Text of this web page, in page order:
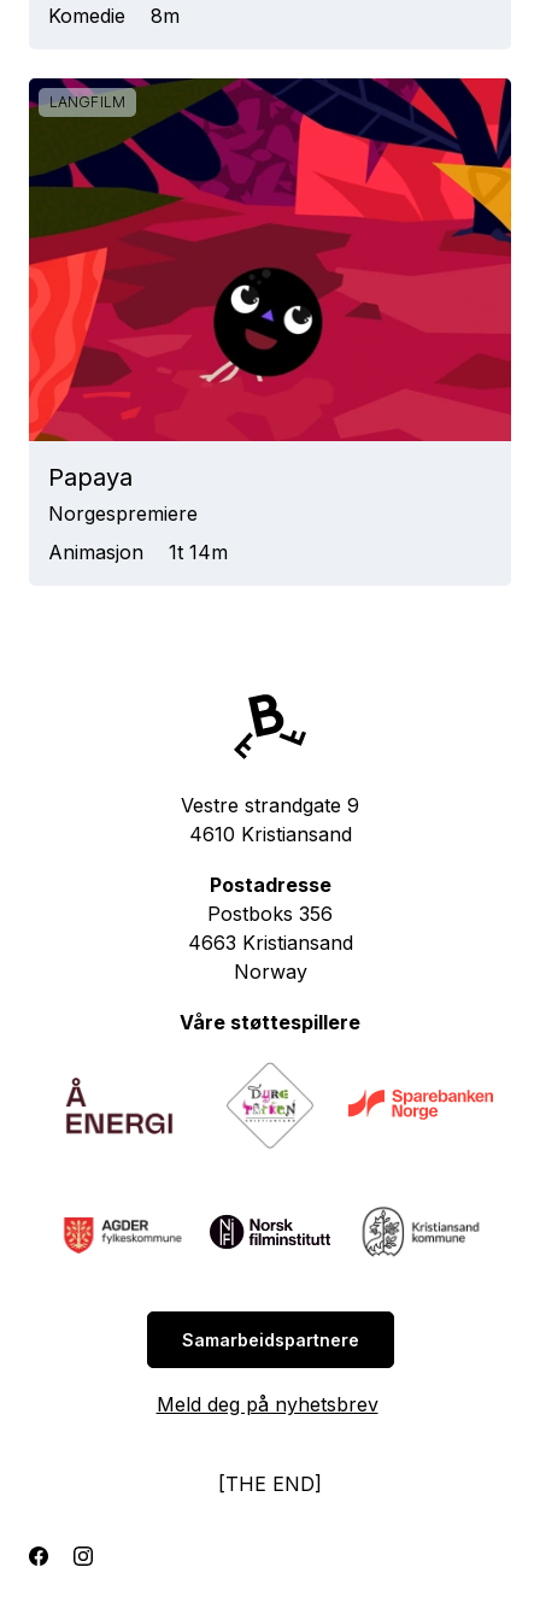
Komedie
8m
LANGFILM
Papaya
Norgespremiere
Animasjon
1t 14m
Vestre strandgate 9
4610 Kristiansand
Postadresse
Postboks 356
4663 Kristiansand
Norway
Våre støttespillere
Samarbeidspartnere
Meld deg på nyhetsbrev
[THE END]